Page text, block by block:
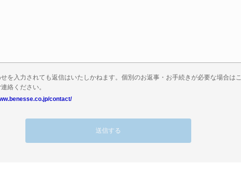
を入力されても返信はいたしかねます。個別のお返事・お手続きが必要な場合はこ
絡ください。
contact/